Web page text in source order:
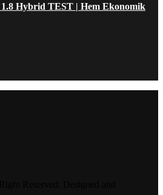
Hybrid TEST | Hem Ekonomik
Reserved. Designed and